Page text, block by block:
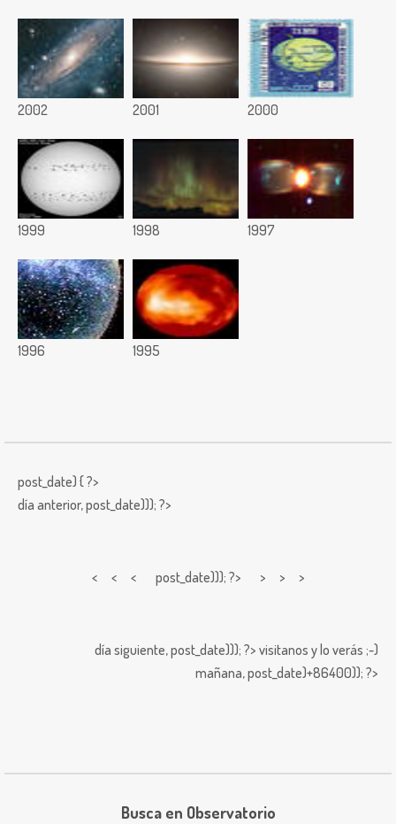
2002 2001 2000
1999 1998 1997
1996 1995
post_date) { ?>
día anterior,post_date))); ?>
< < < post_date))); ?> > > >
día siguiente,post_date))); ?> visitanos y lo verás ;-)
mañana,post_date)+86400)); ?>
Busca en Observatorio